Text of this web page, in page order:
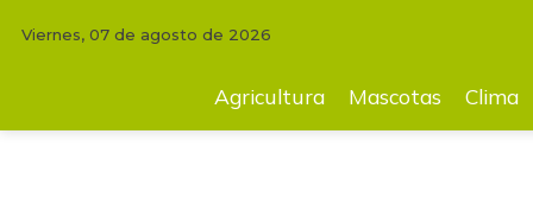
Las recomendaciones del ICA para evitar la
Viernes, 07 de agosto de 2026
Agricultura Mascotas Clima